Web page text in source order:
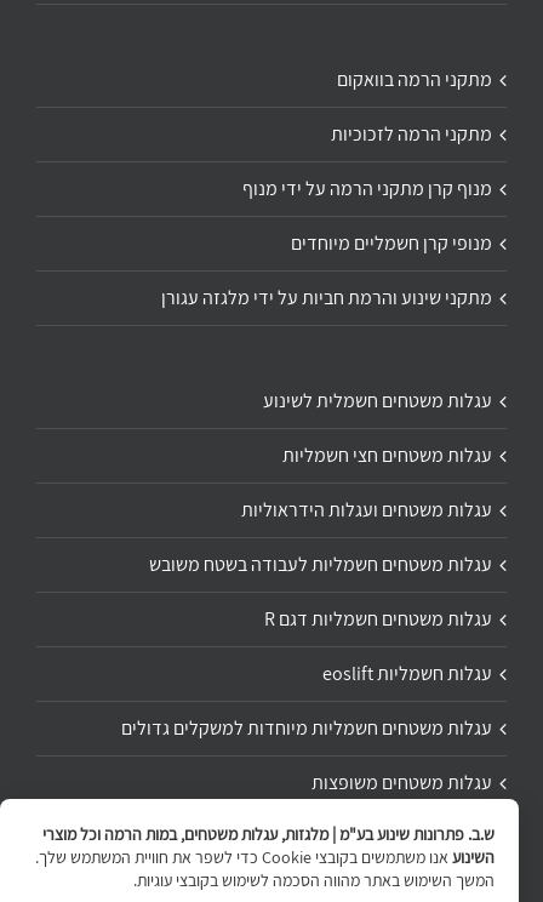
מתקני הרמה בוואקום
מתקני הרמה לזכוכיות
מנוף קרן מתקני הרמה על ידי מנוף
מנופי קרן חשמליים מיוחדים
מתקני שינוע והרמת חביות על ידי מלגזה עגורן
עגלות משטחים חשמלית לשינוע
עגלות משטחים חצי חשמליות
עגלות משטחים ועגלות הידראוליות
עגלות משטחים חשמליות לעבודה בשטח משובש
עגלות משטחים חשמליות דגם R
עגלות חשמליות eoslift
עגלות משטחים חשמליות מיוחדות למשקלים גדולים
עגלות משטחים משופצות
תיקון ושיפוץ עגלת משטחים
ש.ב. פתרונות שינוע בע"מ | מלגזות, עגלות משטחים, במות הרמה וכל מוצרי
השינוע
אנו משתמשים בקובצי Cookie כדי לשפר את חוויית המשתמש שלך.
המשך השימוש באתר מהווה הסכמה לשימוש בקובצי עוגיות.